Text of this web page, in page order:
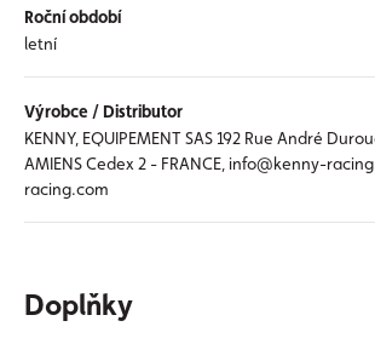
Roční období
letní
Výrobce / Distributor
KENNY, EQUIPEMENT SAS 192 Rue André
AMIENS Cedex 2 - FRANCE, info@kenny-
racing.com
Doplňky